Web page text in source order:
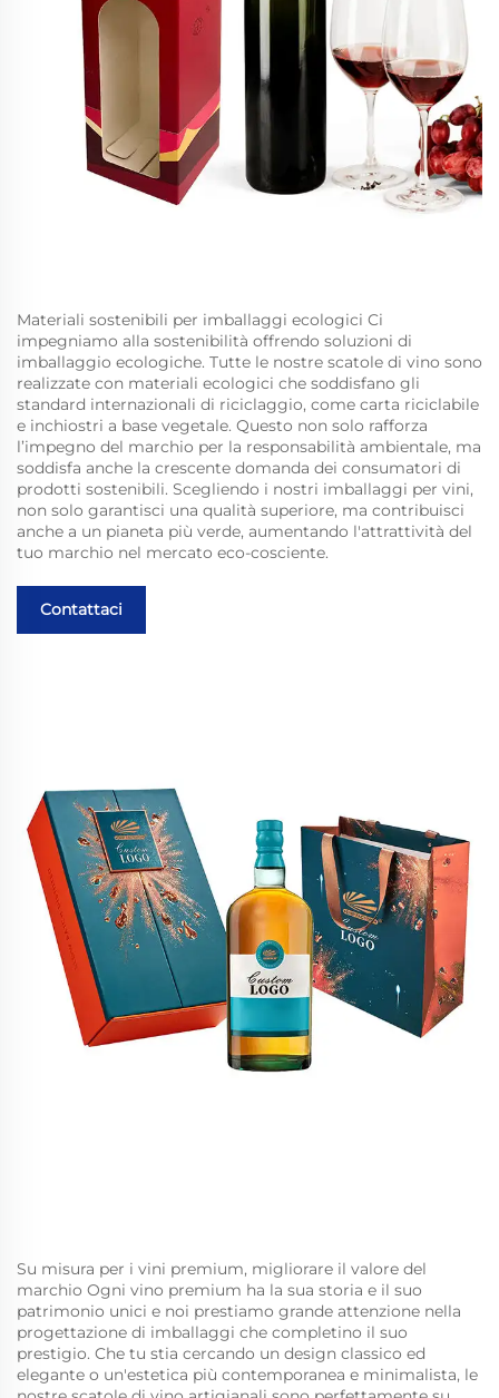
Materiali sostenibili per imballaggi ecologici Ci
impegniamo alla sostenibilità offrendo soluzioni di
imballaggio ecologiche. Tutte le nostre scatole di vino sono
realizzate con materiali ecologici che soddisfano gli
standard internazionali di riciclaggio, come carta riciclabile
e inchiostri a base vegetale. Questo non solo rafforza
l’impegno del marchio per la responsabilità ambientale, ma
soddisfa anche la crescente domanda dei consumatori di
prodotti sostenibili. Scegliendo i nostri imballaggi per vini,
non solo garantisci una qualità superiore, ma contribuisci
anche a un pianeta più verde, aumentando l'attrattività del
tuo marchio nel mercato eco-cosciente.
Contattaci
Su misura per i vini premium, migliorare il valore del
marchio Ogni vino premium ha la sua storia e il suo
patrimonio unici e noi prestiamo grande attenzione nella
progettazione di imballaggi che completino il suo
prestigio. Che tu stia cercando un design classico ed
elegante o un'estetica più contemporanea e minimalista, le